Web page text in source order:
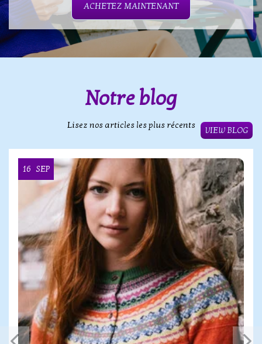
ACHETEZ MAINTENANT
Notre blog
Lisez nos articles les plus récents
VIEW BLOG
16 SEP